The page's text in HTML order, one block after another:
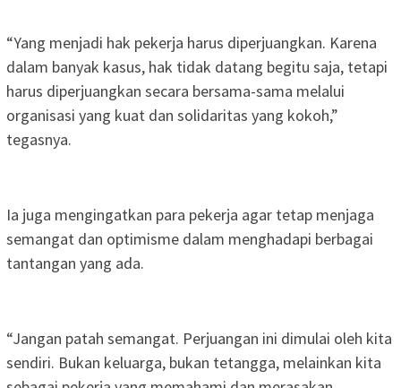
“Yang menjadi hak pekerja harus diperjuangkan. Karena
dalam banyak kasus, hak tidak datang begitu saja, tetapi
harus diperjuangkan secara bersama-sama melalui
organisasi yang kuat dan solidaritas yang kokoh,”
tegasnya.
Ia juga mengingatkan para pekerja agar tetap menjaga
semangat dan optimisme dalam menghadapi berbagai
tantangan yang ada.
“Jangan patah semangat. Perjuangan ini dimulai oleh kita
sendiri. Bukan keluarga, bukan tetangga, melainkan kita